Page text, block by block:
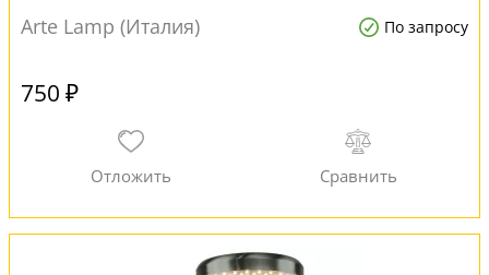
Arte Lamp (Италия)
По запросу
750 ₽